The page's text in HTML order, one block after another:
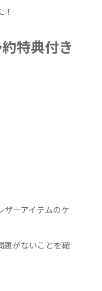
特典付き
ザーアイテムのケ
がないことを確